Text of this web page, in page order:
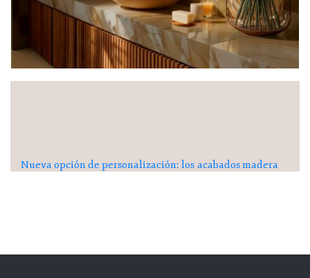
Nueva opción de personalización: los acabados madera